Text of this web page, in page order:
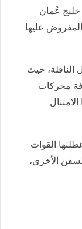
خليج عُمان
عليها
الناقلة، حيث
محركات
القوات
الأخرى،